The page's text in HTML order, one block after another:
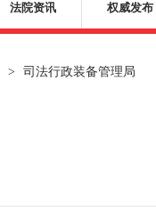
法院资讯 权威发布
> 司法行政装备管理局